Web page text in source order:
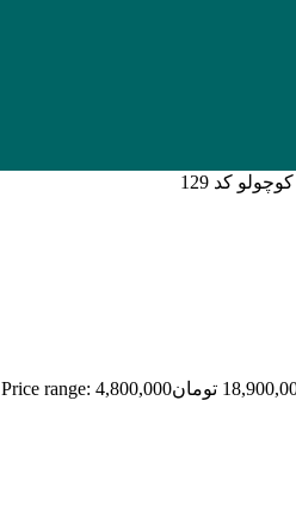
کد 129
تومانPrice range: 4,800,000 تومان through 18,900,000 تومان